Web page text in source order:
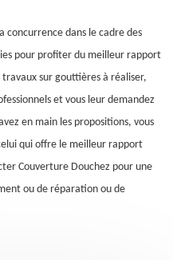
dans le cadre des
pour profiter du meilleur rapport
sur gouttières à réaliser,
et vous leur demandez
en main les propositions, vous
qui offre le meilleur rapport
Couverture Douchez pour une
ou de réparation ou de